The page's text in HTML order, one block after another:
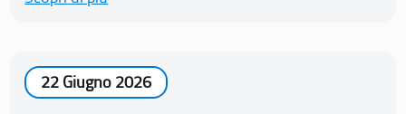
22 Giugno 2026